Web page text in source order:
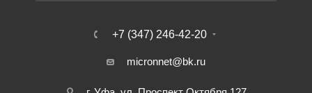
+7 (347) 246-42-20
micronnet@bk.ru